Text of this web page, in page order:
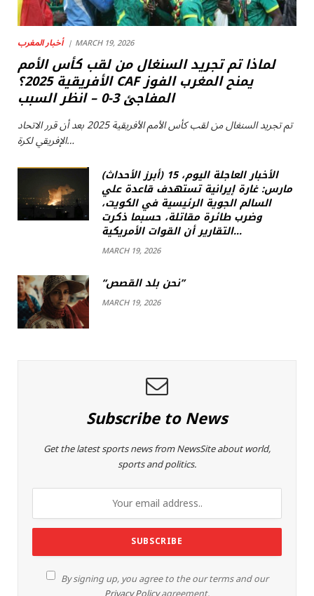
أخبار المغرب MARCH 19, 2026
لماذا تم تجريد السنغال من لقب كأس الأمم
الأفريقية 2025؟ CAF يمنح المغرب الفوز
المفاجئ 3-0 – انظر السبب
تم تجريد السنغال من لقب كأس الأمم الأفريقية 2025 بعد أن قرر الاتحاد
الإفريقي لكرة…
(أبرز الأحداث) الأخبار العاجلة اليوم، 15
مارس: غارة إيرانية تستهدف قاعدة علي
السالم الجوية الرئيسية في الكويت،
وضرب طائرة مقاتلة، حسبما ذكرت
التقارير أن القوات الأمريكية…
MARCH 19, 2026
“نحن بلد القصص”
MARCH 19, 2026
Subscribe to News
Get the latest sports news from NewsSite about world,
sports and politics.
By signing up, you agree to the our terms and our